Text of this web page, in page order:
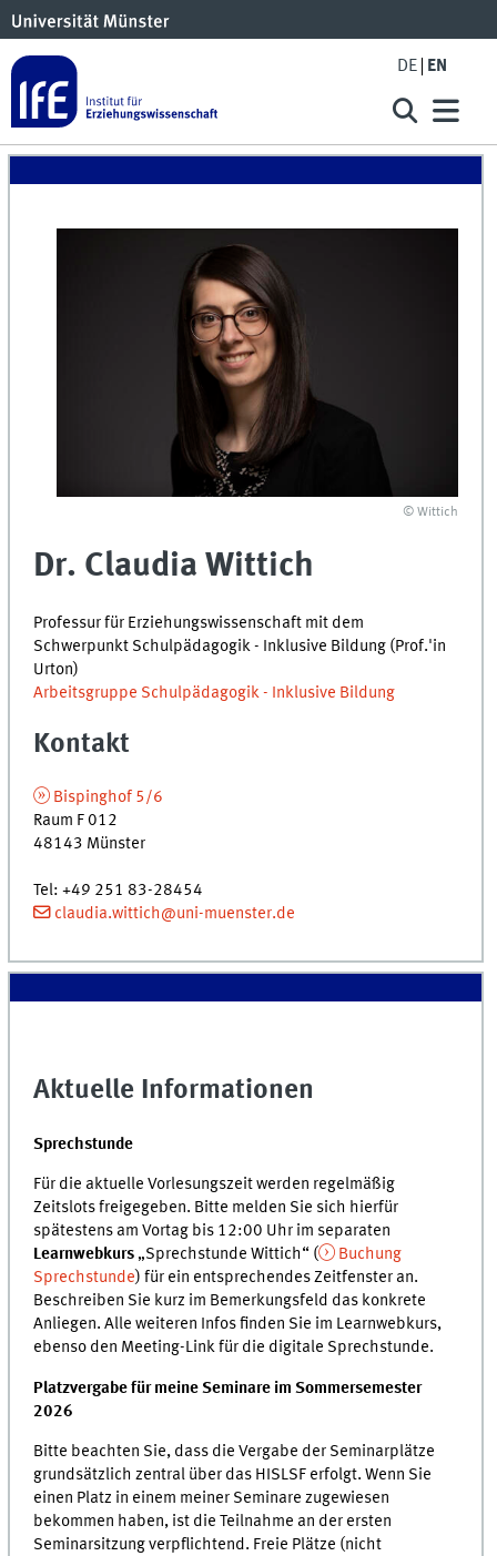
DE EN
© Wittich
Dr. ClaudiaWittich
Professur für Erziehungswissenschaft mit dem
Schwerpunkt Schulpädagogik - Inklusive Bildung (Prof.'in
Urton)
Arbeitsgruppe Schulpädagogik - Inklusive Bildung
Kontakt
Bispinghof 5/6
Raum F 012
48143 Münster
Tel: +49 251 83-28454
claudia.wittich@uni-muenster.de
Aktuelle Informationen
Sprechstunde
Für die aktuelle Vorlesungszeit werden regelmäßig
Zeitslots freigegeben. Bitte melden Sie sich hierfür
spätestens am Vortag bis 12:00 Uhr im separaten
Learnwebkurs „Sprechstunde Wittich“ (
Buchung
Sprechstunde) für ein entsprechendes Zeitfenster an.
Beschreiben Sie kurz im Bemerkungsfeld das konkrete
Anliegen. Alle weiteren Infos finden Sie im Learnwebkurs,
ebenso den Meeting-Link für die digitale Sprechstunde.
Platzvergabe für meine Seminare im Sommersemester
2026
Bitte beachten Sie, dass die Vergabe der Seminarplätze
grundsätzlich zentral über das HISLSF erfolgt. Wenn Sie
einen Platz in einem meiner Seminare zugewiesen
bekommen haben, ist die Teilnahme an der ersten
Seminarsitzung verpflichtend. Freie Plätze (nicht